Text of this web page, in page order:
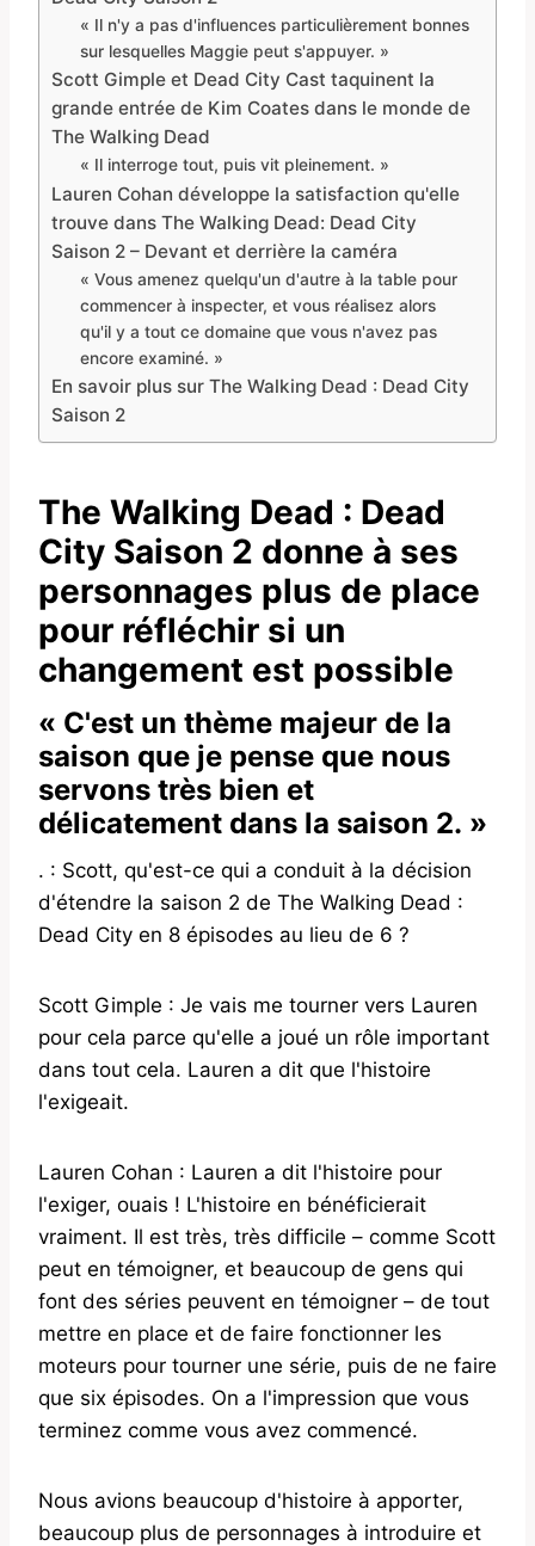
« Il n'y a pas d'influences particulièrement bonnes
sur lesquelles Maggie peut s'appuyer. »
Scott Gimple et Dead City Cast taquinent la
grande entrée de Kim Coates dans le monde de
The Walking Dead
« Il interroge tout, puis vit pleinement. »
Lauren Cohan développe la satisfaction qu'elle
trouve dans The Walking Dead: Dead City
Saison 2 – Devant et derrière la caméra
« Vous amenez quelqu'un d'autre à la table pour
commencer à inspecter, et vous réalisez alors
qu'il y a tout ce domaine que vous n'avez pas
encore examiné. »
En savoir plus sur The Walking Dead : Dead City
Saison 2
The Walking Dead : Dead
City Saison 2 donne à ses
personnages plus de place
pour réfléchir si un
changement est possible
« C'est un thème majeur de la
saison que je pense que nous
servons très bien et
délicatement dans la saison 2. »
. : Scott, qu'est-ce qui a conduit à la décision
d'étendre la saison 2 de The Walking Dead :
Dead City en 8 épisodes au lieu de 6 ?
Scott Gimple : Je vais me tourner vers Lauren
pour cela parce qu'elle a joué un rôle important
dans tout cela. Lauren a dit que l'histoire
l'exigeait.
Lauren Cohan : Lauren a dit l'histoire pour
l'exiger, ouais ! L'histoire en bénéficierait
vraiment. Il est très, très difficile – comme Scott
peut en témoigner, et beaucoup de gens qui
font des séries peuvent en témoigner – de tout
mettre en place et de faire fonctionner les
moteurs pour tourner une série, puis de ne faire
que six épisodes. On a l'impression que vous
terminez comme vous avez commencé.
Nous avions beaucoup d'histoire à apporter,
beaucoup plus de personnages à introduire et